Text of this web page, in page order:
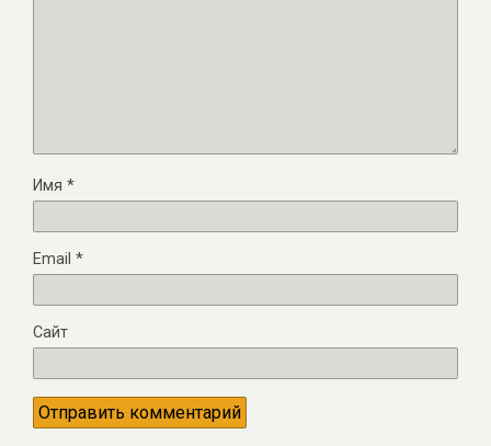
Имя *
Email *
Сайт